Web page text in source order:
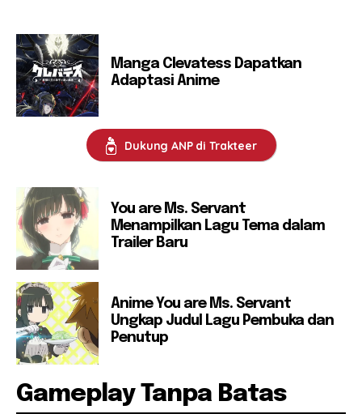
Manga Clevatess Dapatkan
Adaptasi Anime
Dukung ANP di Trakteer
You are Ms. Servant
Menampilkan Lagu Tema dalam
Trailer Baru
Anime You are Ms. Servant
Ungkap Judul Lagu Pembuka dan
Penutup
Gameplay Tanpa Batas